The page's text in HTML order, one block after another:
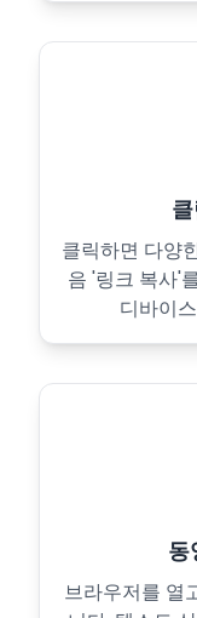
클릭하면 다양
음 '링크 복사'
디바이
동
브라우저를 열